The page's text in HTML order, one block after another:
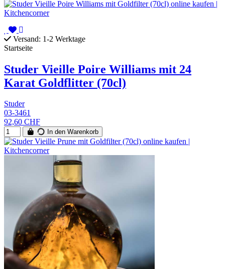
Versand: 1-2 Werktage
Startseite
Studer Vieille Poire Williams mit 24
Karat Goldflitter (70cl)
Studer
03-3461
92,60 CHF
In den Warenkorb